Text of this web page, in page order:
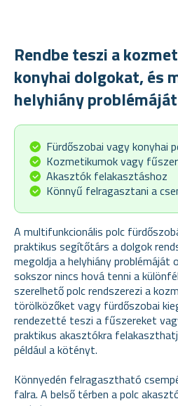
Rendbe teszi a
konyhai dolgokat, és
helyhiány
Fürdőszobai vagy konyhai
Kozmetikumok vagy
Akasztók felakasztáshoz
Könnyű felragasztani a
A multifunkcionális polc
praktikus segítőtárs a dolgok
megoldja a helyhiány problémáját
sokszor nincs hová tenni a
szerelhető polc rendszerezi a
törölközőket vagy fürdőszobai
rendezetté teszi a fűszereket
praktikus akasztókra
például a kötényt.
Könnyedén felragasztható
falra. A belső térben a polc